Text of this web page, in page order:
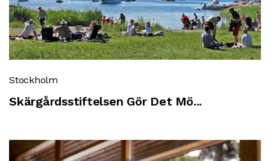
Stockholm
Skärgårdsstiftelsen Gör Det Mö...